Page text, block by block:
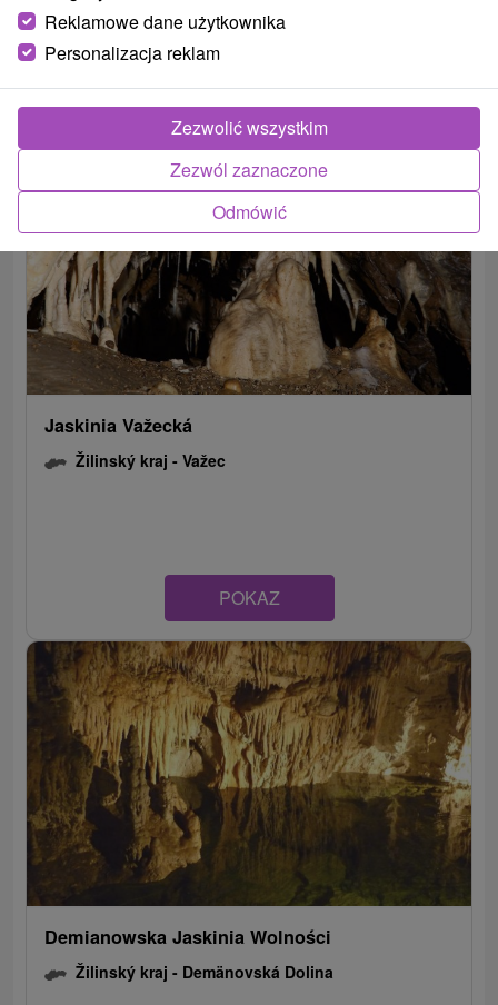
Wsie i miasta
Demänovská Dolina(2) Vysoké Tatry(1)
Jaskinia Važecká
Žilinský kraj -Važec
POKAZ
Demianowska Jaskinia Wolności
Žilinský kraj - Demänovská Dolina
Reklamowe dane użytkownika
Personalizacja reklam
Odmówić
Zezwól zaznaczone
Zezwolić wszystkim